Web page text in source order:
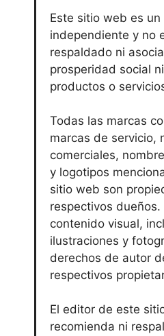
Este sitio web es un
independiente y no
respaldado ni
prosperidad social
productos o
Todas las marcas
marcas de servicio,
comerciales,
y logotipos
sitio web son
respectivos dueños.
contenido visual,
ilustraciones y
derechos de autor
respectivos
El editor de este
recomienda ni